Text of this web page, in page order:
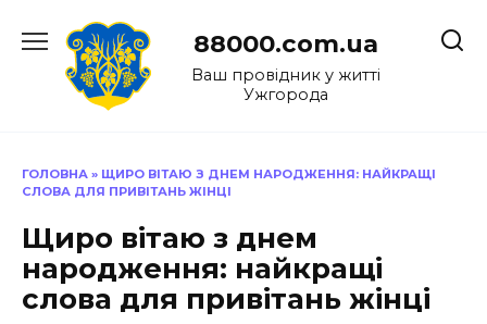
до
88000.com.ua
Ваш провідник у житті
Ужгорода
ГОЛОВНА » ЩИРО ВІТАЮ З ДНЕМ НАРОДЖЕННЯ: НАЙКРАЩІ
СЛОВА ДЛЯ ПРИВІТАНЬ ЖІНЦІ
Щиро вітаю з днем
народження: найкращі
слова для привітань жінці